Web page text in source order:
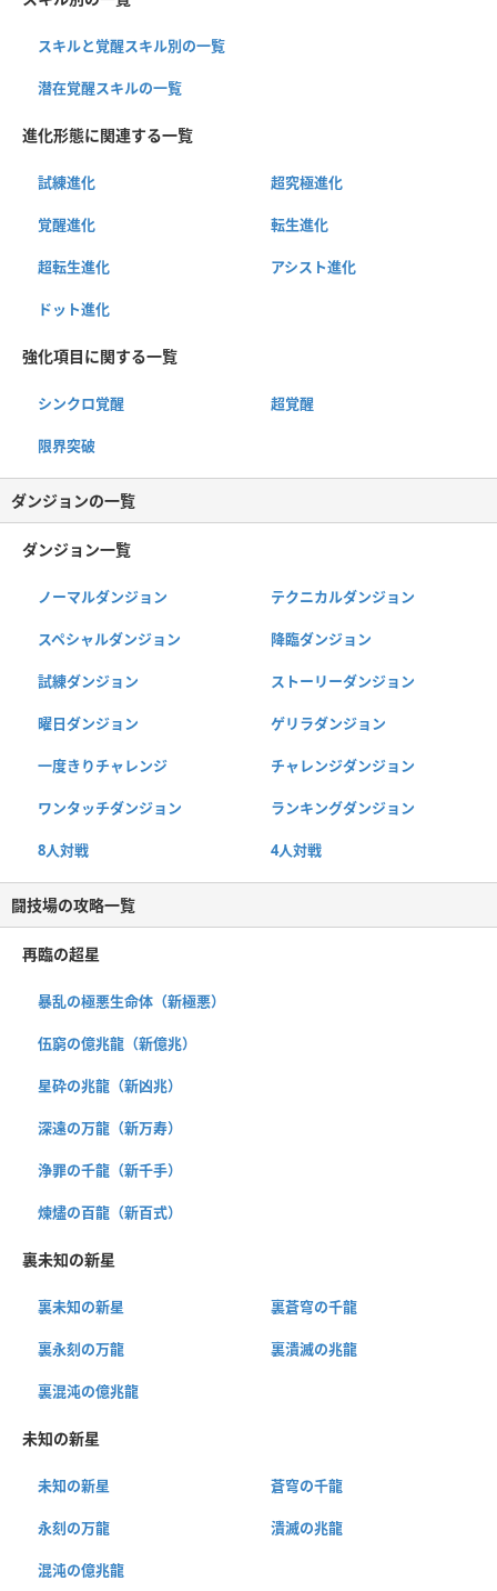
スキルと覚醒スキル別の一覧
潜在覚醒スキルの一覧
進化形態に関連する一覧
試練進化 超究極進化
覚醒進化 転生進化
超転生進化 アシスト進化
ドット進化
強化項目に関する一覧
シンクロ覚醒 超覚醒
限界突破
ダンジョンの一覧
ダンジョン一覧
ノーマルダンジョン テクニカルダンジョン
スペシャルダンジョン 降臨ダンジョン
試練ダンジョン ストーリーダンジョン
曜日ダンジョン ゲリラダンジョン
一度きりチャレンジ チャレンジダンジョン
ワンタッチダンジョン ランキングダンジョン
8人対戦 4人対戦
闘技場の攻略一覧
再臨の超星
暴乱の極悪生命体（新極悪）
伍窮の億兆龍（新億兆）
星砕の兆龍（新凶兆）
深遠の万龍（新万寿）
浄罪の千龍（新千手）
煉燼の百龍（新百式）
裏未知の新星
裏未知の新星 裏蒼穹の千龍
裏永刻の万龍 裏潰滅の兆龍
裏混沌の億兆龍
未知の新星
未知の新星 蒼穹の千龍
永刻の万龍 潰滅の兆龍
混沌の億兆龍